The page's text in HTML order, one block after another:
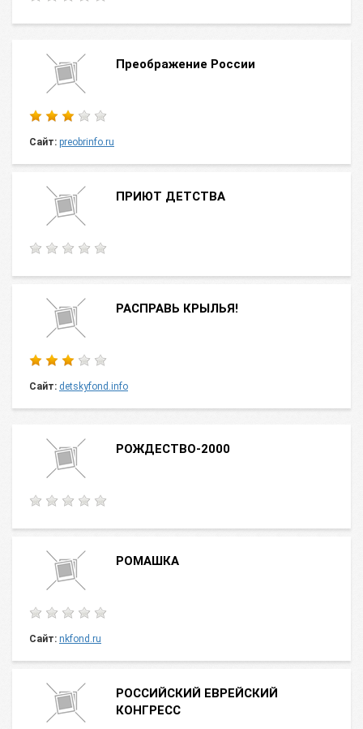
Преображение России
Сайт: preobrinfo.ru
ПРИЮТ ДЕТСТВА
РАСПРАВЬ КРЫЛЬЯ!
Сайт: detskyfond.info
РОЖДЕСТВО-2000
РОМАШКА
Сайт: nkfond.ru
РОССИЙСКИЙ ЕВРЕЙСКИЙ
КОНГРЕСС